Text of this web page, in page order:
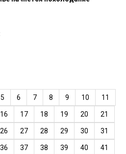
5 6 7 8 9 10 11
16 17 18 19 20 21
26 27 28 29 30 31
36 37 38 39 40 41